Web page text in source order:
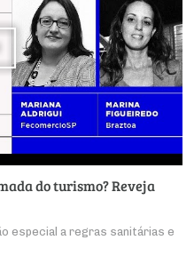
do turismo? Reveja
especial a regras sanitárias e